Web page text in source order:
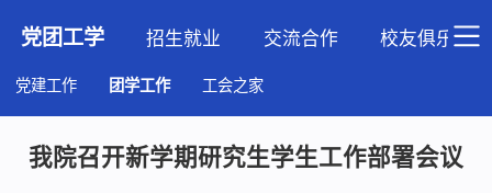
党团工学 招生就业 交流合作 校友俱乐部
党建工作 团学工作 工会之家
​我院召开新学期研究生学生工作部署会议